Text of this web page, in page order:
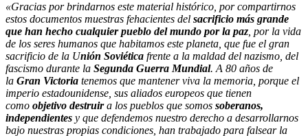
«Gracias por brindarnos este material histórico, por compartirnos
estos documentos muestras fehacientes del sacrificio más grande
que han hecho cualquier pueblo del mundo por la paz , por la vida
de los seres humanos que habitamos este planeta, que fue el gran
sacrificio de la Unión Soviética frente a la maldad del nazismo, del
fascismo durante la Segunda Guerra Mundial. A 80 años de
la Gran Victoria tenemos que mantener viva la memoria, porque el
imperio estadounidense, sus aliados europeos que tienen
como objetivo destruira los pueblos que somos soberanos,
independientes y que defendemos nuestro derecho a desarrollarnos
bajo nuestras propias condiciones, han trabajado para falsear la